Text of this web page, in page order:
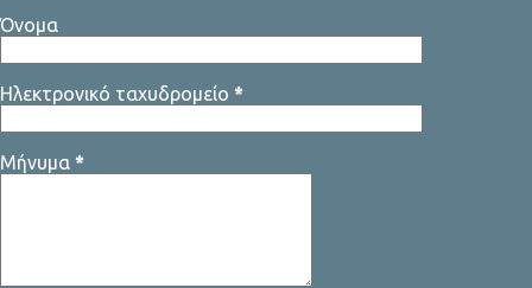
Όνομα
Ηλεκτρονικό ταχυδρομείο *
Μήνυμα *